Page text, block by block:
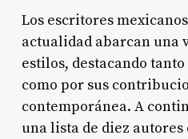
Los escritores
actualidad abarcan una
estilos, destacando
como por sus
contemporánea. A
una lista de diez